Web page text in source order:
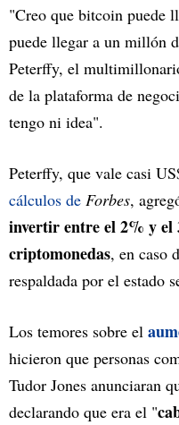
"Creo que bitcoin puede
puede llegar a un millón
Peterffy, el
de la plataforma de
tengo ni idea".
Peterffy, que vale casi
cálculos de Forbes,
invertir entre el 2% y el
criptomonedas, en caso
respaldada por el estado
Los temores sobre el
hicieron que personas
Tudor Jones anunciaran
declarando que era el "